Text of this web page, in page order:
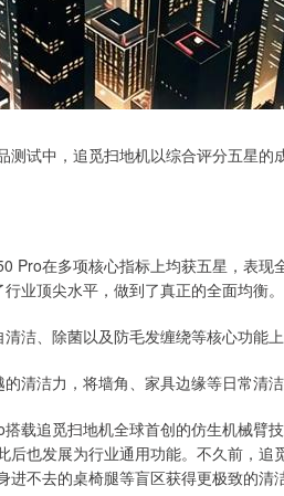
测试中，追觅扫地机以综合评分五星
Pro在多项核心指标上均获五星，表现
业顶尖水平，做到了真正的全面均衡。
洁、除菌以及防毛发缠绕等核心功能上
清洁力，将墙角、家具边缘等日常清洁
载追觅扫地机全球首创的仿生机械臂
后也发展为行业通用功能。不久前，
不去的桌椅腿等盲区获得更极致的清